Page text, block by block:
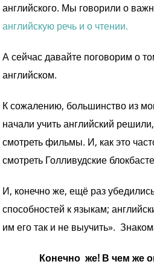
английского. Мы говорили о
английскую речь и о чтении.
А сейчас давайте поговорим о
английском.
К сожалению, большинство из
начали учить английский
смотреть фильмы. И, как это
смотреть Голливудские
И, конечно же, ещё раз
способностей к языкам;
им его так и не выучить».
Конечно же! В чем же